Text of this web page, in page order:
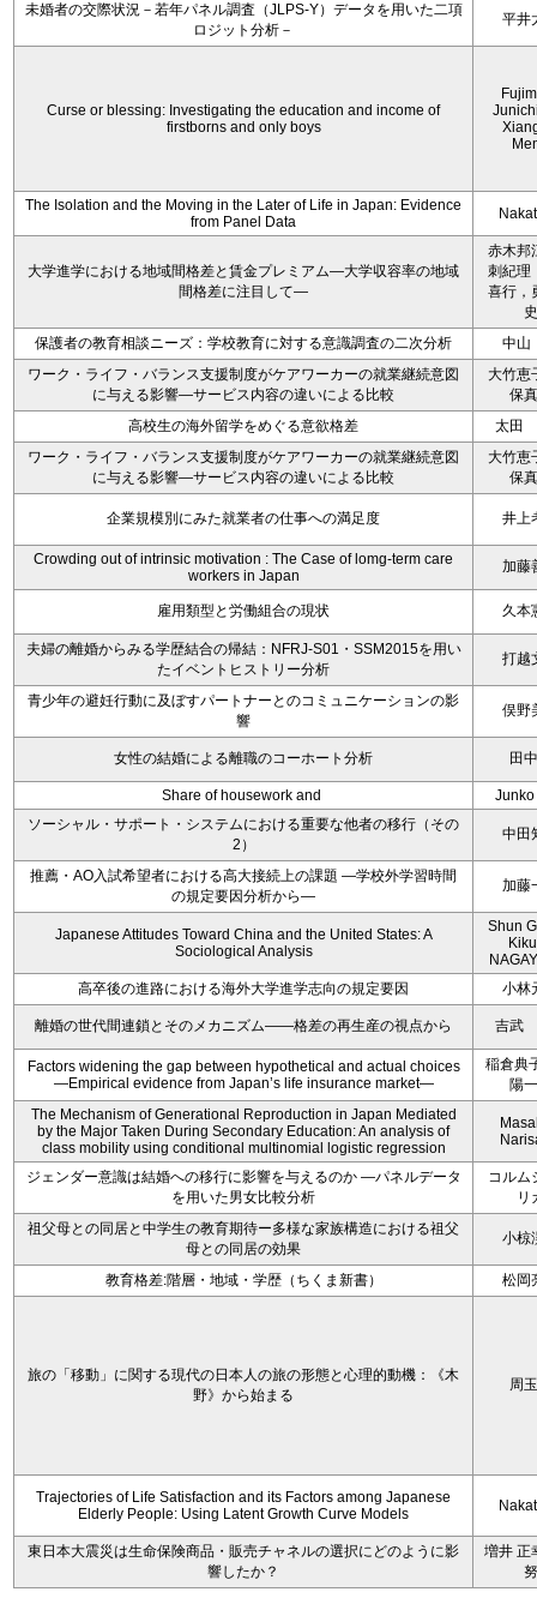
未婚者の交際状況－若年パネル調査（JLPS-Y）データを用いた二項
ロジット分析－
平井
Curse or blessing: Investigating the education and income of
firstborns and only boys
The Isolation and the Moving in the Later of Life in Japan: Evidence
from Panel Data
大学進学における地域間格差と賃金プレミアム―大学収容率の地域
間格差に注目して―
赤木邦
刺紀理
喜行，
史
保護者の教育相談ニーズ：学校教育に対する意識調査の二次分析
中
ワーク・ライフ・バランス支援制度がケアワーカーの就業継続意図
に与える影響―サービス内容の違いによる比較
大竹恵
保
高校生の海外留学をめぐる意欲格差
太田
ワーク・ライフ・バランス支援制度がケアワーカーの就業継続意図
に与える影響―サービス内容の違いによる比較
大竹恵
保
企業規模別にみた就業者の仕事への満足度 井上
Crowding out of intrinsic motivation : The Case of lomg-term care
workers in Japan
加藤
雇用類型と労働組合の現状 久本
夫婦の離婚からみる学歴結合の帰結：NFRJ-S01・SSM2015を用い
たイベントヒストリー分析
打越
青少年の避妊行動に及ぼすパートナーとのコミュニケーションの影
響
俣野
女性の結婚による離職のコーホート分析 田
Share of housework and
Junko
ソーシャル・サポート・システムにおける重要な他者の移行（その
2）
中田
推薦・AO入試希望者における高大接続上の課題 ―学校外学習時間
の規定要因分析から―
加藤
Japanese Attitudes Toward China and the United States: A
Sociological Analysis
Shun
高卒後の進路における海外大学進学志向の規定要因
小林
離婚の世代間連鎖とそのメカニズム――格差の再生産の視点から 吉武
Factors widening the gap between hypothetical and actual choices
—Empirical evidence from Japan’s life insurance market—
稲倉典
陽
The Mechanism of Generational Reproduction in Japan Mediated
by the Major Taken During Secondary Education: An analysis of
class mobility using conditional multinomial logistic regression
ジェンダー意識は結婚への移行に影響を与えるのか ―パネルデータ
を用いた男女比較分析
コルム
リ
祖父母との同居と中学生の教育期待ー多様な家族構造における祖父
母との同居の効果
小椋
教育格差:階層・地域・学歴（ちくま新書） 松岡
旅の「移動」に関する現代の日本人の旅の形態と心理的動機：《木
野》から始まる
周
Trajectories of Life Satisfaction and its Factors among Japanese
Elderly People: Using Latent Growth Curve Models
東日本大震災は生命保険商品・販売チャネルの選択にどのように影
響したか？
増井 正
努